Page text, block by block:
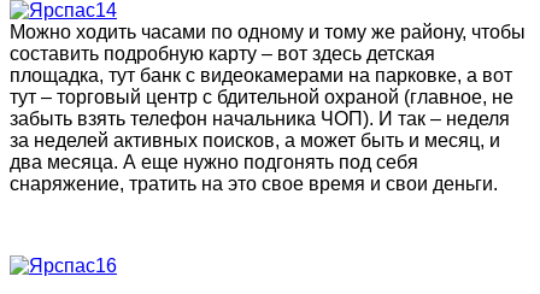
Можно ходить часами по одному и тому же району, чтобы
составить подробную карту – вот здесь детская
площадка, тут банк с видеокамерами на парковке, а вот
тут – торговый центр с бдительной охраной (главное, не
забыть взять телефон начальника ЧОП). И так – неделя
за неделей активных поисков, а может быть и месяц, и
два месяца. А еще нужно подгонять под себя
снаряжение, тратить на это свое время и свои деньги.